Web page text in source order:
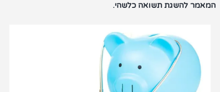
המאמר להשגת תשואה כלשהי.